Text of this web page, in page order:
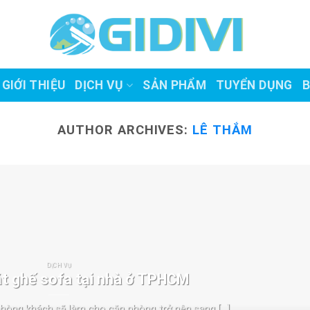
GIỚI THIỆU DỊCH VỤ SẢN PHẨM TUYỂN DỤNG
AUTHOR ARCHIVES: LÊ THẮM
DỊCH VỤ
ghế sofa tại nhà ở TPHCM